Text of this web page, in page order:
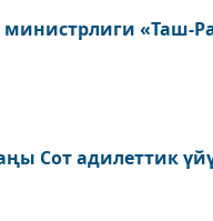
«Таш-
Сот адилеттик